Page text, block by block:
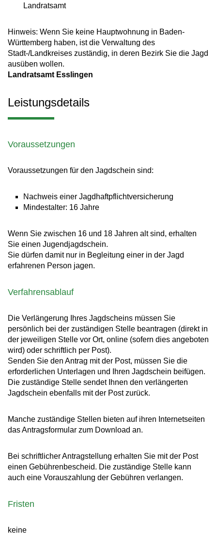
Landratsamt
Hinweis: Wenn Sie keine Hauptwohnung in Baden-
Württemberg haben, ist die Verwaltung des
Stadt-/Landkreises zuständig, in deren Bezirk Sie die Jagd
ausüben wollen.
Landratsamt Esslingen
Leistungsdetails
Voraussetzungen
Voraussetzungen für den Jagdschein sind:
Nachweis einer Jagdhaftpflichtversicherung
Mindestalter: 16 Jahre
Wenn Sie zwischen 16 und 18 Jahren alt sind, erhalten
Sie einen Jugendjagdschein.
Sie dürfen damit nur in Begleitung einer in der Jagd
erfahrenen Person jagen.
Verfahrensablauf
Die Verlängerung Ihres Jagdscheins müssen Sie
persönlich bei der zuständigen Stelle beantragen (direkt in
der jeweiligen Stelle vor Ort, online (sofern dies angeboten
wird) oder schriftlich per Post).
Senden Sie den Antrag mit der Post, müssen Sie die
erforderlichen Unterlagen und Ihren Jagdschein beifügen.
Die zuständige Stelle sendet Ihnen den verlängerten
Jagdschein ebenfalls mit der Post zurück.
Manche zuständige Stellen bieten auf ihren Internetseiten
das Antragsformular zum Download an.
Bei schriftlicher Antragstellung erhalten Sie mit der Post
einen Gebührenbescheid. Die zuständige Stelle kann
auch eine Vorauszahlung der Gebühren verlangen.
Fristen
keine